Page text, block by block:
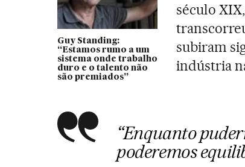
Guy Standing:
“Estamos rumo a um
sistema onde trabalho
duro e o talento não
são premiados”
século
subiram
indústria
“Enquanto
poderemos